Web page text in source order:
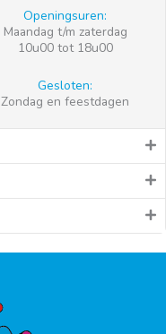
Openingsuren:
Maandag t/m zaterdag
10u00 tot 18u00
Gesloten:
Zondag en feestdagen